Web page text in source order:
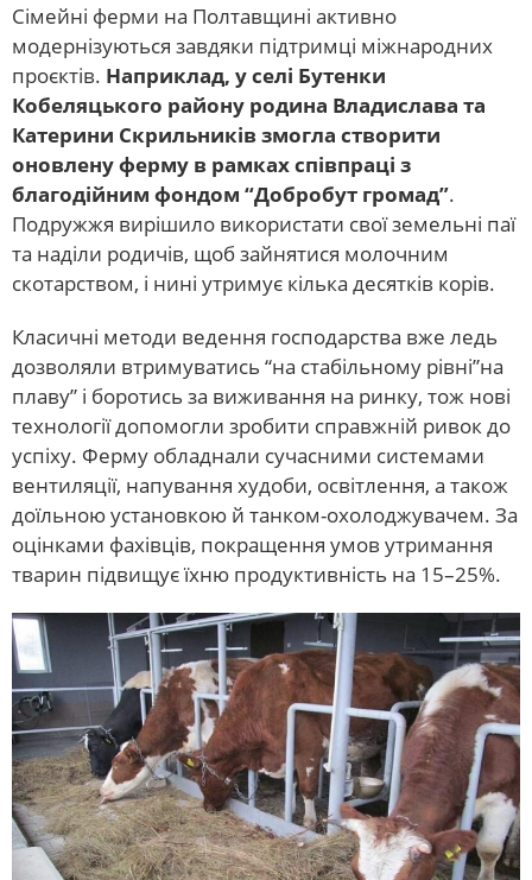
Сімейні ферми на Полтавщині активно
модернізуються завдяки підтримці міжнародних
проєктів. Наприклад, у селі Бутенки
Кобеляцького району родина Владислава та
Катерини Скрильників змогла створити
оновлену ферму в рамках співпраці з
благодійним фондом “Добробут громад”.
Подружжя вирішило використати свої земельні паї
та наділи родичів, щоб зайнятися молочним
скотарством, і нині утримує кілька десятків корів.
Класичні методи ведення господарства вже ледь
дозволяли втримуватись “на стабільному рівні”на
плаву” і боротись за виживання на ринку, тож нові
технології допомогли зробити справжній ривок до
успіху. Ферму обладнали сучасними системами
вентиляції, напування худоби, освітлення, а також
доїльною установкою й танком-охолоджувачем. За
оцінками фахівців, покращення умов утримання
тварин підвищує їхню продуктивність на 15–25%.